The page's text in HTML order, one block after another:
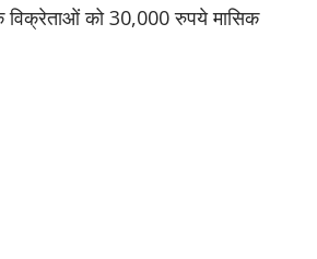
विक्रेताओं को 30,000 रुपये मासिक